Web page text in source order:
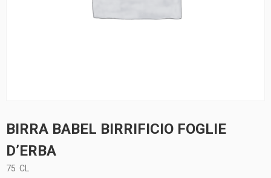
BIRRA BABEL BIRRIFICIO FOGLIE
D’ERBA
75 CL